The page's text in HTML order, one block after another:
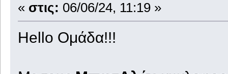
« στις: 06/06/24, 11:19 »
Hello Ομάδα!!!